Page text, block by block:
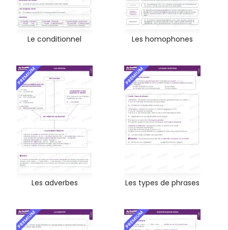
Le conditionnel Les homophones
PREMIUM
Les adverbes
PREMIUM
Les types de phrases
PREMIUM PREMIUM